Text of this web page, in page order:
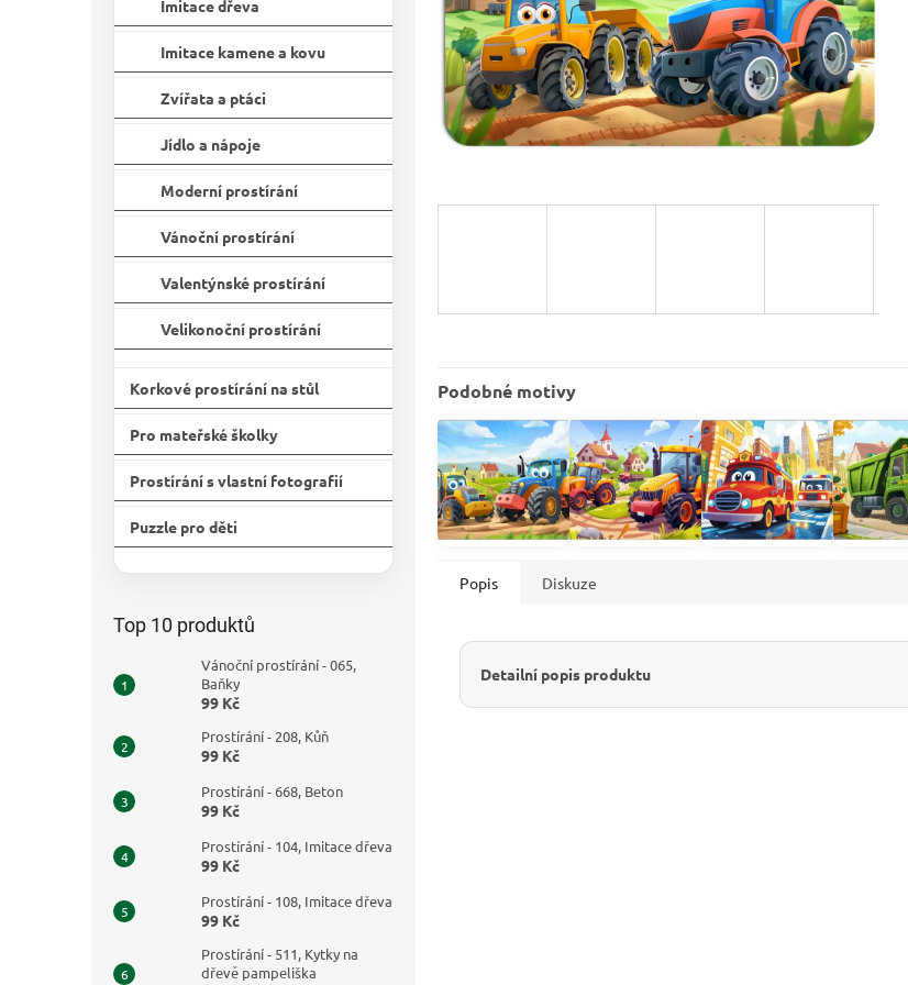
Imitace dřeva
Imitace kamene a kovu
Zvířata a ptáci
Jídlo a nápoje
Moderní prostírání
Vánoční prostírání
Valentýnské prostírání
Velikonoční prostírání
Korkové prostírání na stůl
Pro mateřské školky
Prostírání s vlastní fotografií
Puzzle pro děti
kategorie
Top 10 produktů
Vánoční prostírání - 065,
Baňky
99 Kč
Prostírání - 208, Kůň
99 Kč
Prostírání - 668, Beton
99 Kč
Prostírání - 104, Imitace dřeva
99 Kč
Prostírání - 108, Imitace dřeva
99 Kč
Prostírání - 511, Kytky na
dřevě pampeliška
Podobné motivy
Popis Diskuze
Detailní popis produktu